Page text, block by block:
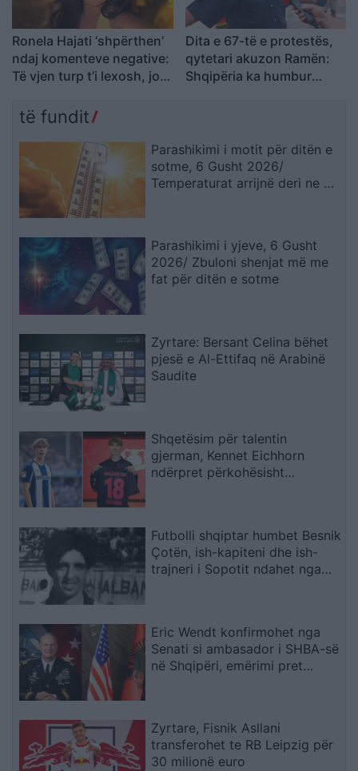
Ronela Hajati ‘shpërthen’
ndaj komenteve negative:
Të vjen turp t’i lexosh, jo
Dita e 67-të e protestës,
qytetari akuzon Ramën:
Shqipëria ka humbur
të fundit
Parashikimi i motit për ditën e
sotme, 6 Gusht 2026/
Temperaturat arrijnë deri ne 38
Parashikimi i yjeve, 6 Gusht
2026/ Zbuloni shenjat më me
fat për ditën e sotme
Zyrtare: Bersant Celina bëhet
pjesë e Al-Ettifaq në Arabinë
Saudite
Shqetësim për talentin
gjerman, Kennet Eichhorn
ndërpret përkohësisht
Futbolli shqiptar humbet Besnik
Çotën, ish-kapiteni dhe ish-
trajneri i Sopotit ndahet nga
Eric Wendt konfirmohet nga
Senati si ambasador i SHBA-së
në Shqipëri, emërimi pret
Zyrtare, Fisnik Asllani
transferohet te RB Leipzig për
30 milionë euro